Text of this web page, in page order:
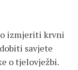
izmjeriti krvni
savjete
o tjelovježbi.